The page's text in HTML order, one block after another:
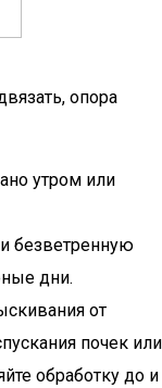
опора
утром или
безветренную
дни.
от
почек или
обработку до и